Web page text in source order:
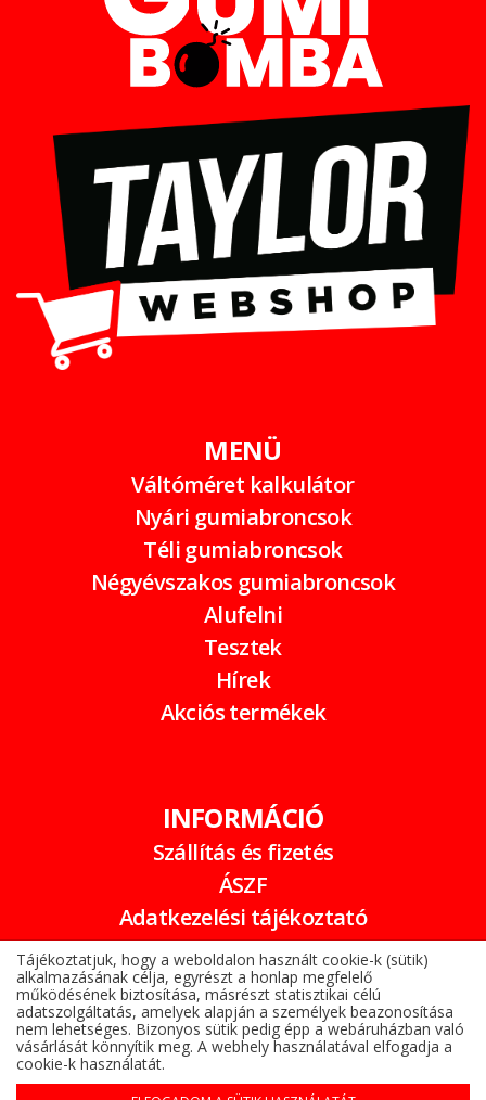
MENÜ
Váltóméret kalkulátor
Nyári gumiabroncsok
Téli gumiabroncsok
Négyévszakos gumiabroncsok
Alufelni
Tesztek
Hírek
Akciós termékek
INFORMÁCIÓ
Szállítás és fizetés
ÁSZF
Adatkezelési tájékoztató
Garancia
Online elállási nyilatkozat
Tájékoztatjuk, hogy a weboldalon használt cookie-k (sütik)
alkalmazásának célja, egyrészt a honlap megfelelő
működésének biztosítása, másrészt statisztikai célú
adatszolgáltatás, amelyek alapján a személyek beazonosítása
nem lehetséges. Bizonyos sütik pedig épp a webáruházban való
vásárlását könnyítik meg. A webhely használatával elfogadja a
cookie-k használatát.